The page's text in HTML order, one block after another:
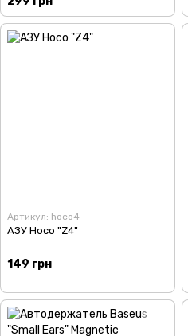
Артикул: hoco4
АЗУ Hoco "Z4"
149 грн